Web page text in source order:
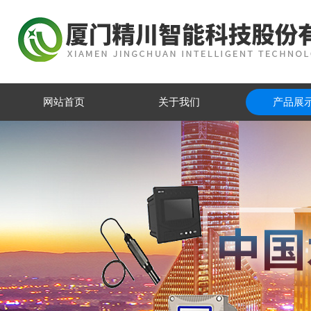
网站首页 关于我们 产品展